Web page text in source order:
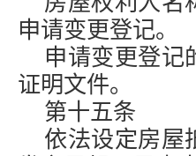
申请变更登记。
申请变更登记
证明文件。
第十五条
依法设定房屋